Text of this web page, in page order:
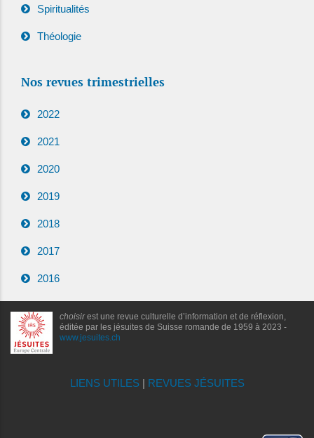
Spiritualités
Théologie
Nos revues trimestrielles
2022
2021
2020
2019
2018
2017
2016
choisirest une revue culturelle d’information et de réflexion,
éditée par les jésuites de Suisse romande de 1959 à 2023 -
www.jesuites.ch
LIENS UTILES| REVUES JÉSUITES